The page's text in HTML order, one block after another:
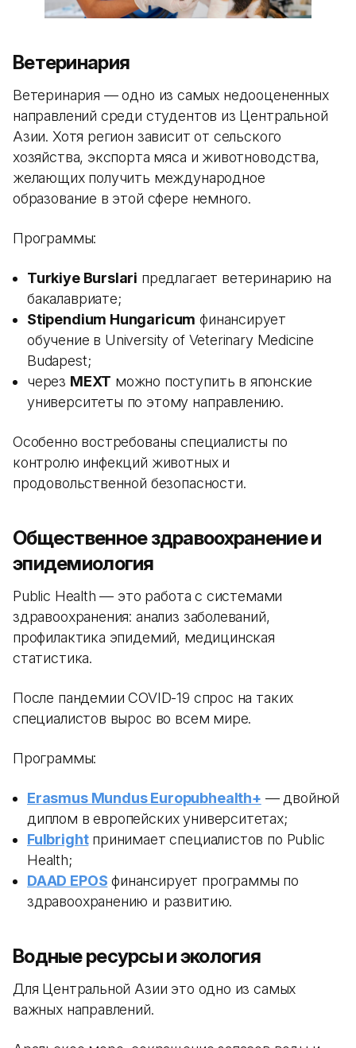
Ветеринария
Ветеринария — одно из самых недооцененных
направлений среди студентов из Центральной
Азии. Хотя регион зависит от сельского
хозяйства, экспорта мяса и животноводства,
желающих получить международное
образование в этой сфере немного.
Программы:
Turkiye Burslari предлагает ветеринарию на
бакалавриате;
Stipendium Hungaricum финансирует
обучение в University of Veterinary Medicine
Budapest;
через MEXT можно поступить в японские
университеты по этому направлению.
Особенно востребованы специалисты по
контролю инфекций животных и
продовольственной безопасности.
Общественное здравоохранение и
эпидемиология
Public Health — это работа с системами
здравоохранения: анализ заболеваний,
профилактика эпидемий, медицинская
статистика.
После пандемии COVID-19 спрос на таких
специалистов вырос во всем мире.
Программы:
Erasmus Mundus Europubhealth+ — двойной
диплом в европейских университетах;
Fulbrightпринимает специалистов по Public
Health;
DAAD EPOS финансирует программы по
здравоохранению и развитию.
Водные ресурсы и экология
Для Центральной Азии это одно из самых
важных направлений.